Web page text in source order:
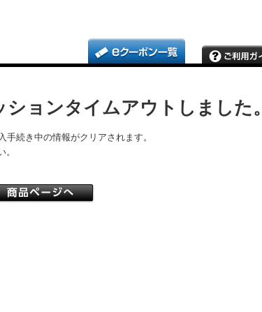
ョンタイムアウトしました。
続き中の情報がクリアされます。